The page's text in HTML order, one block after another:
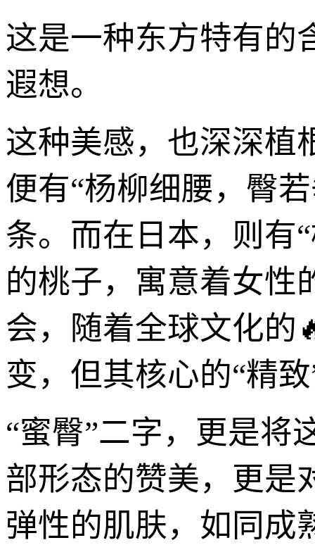
这是一种东方特有的
遐想。
这种美感，也深深植
便有“杨柳细腰，臀
条。而在日本，则有
的桃子，寓意着女性
会，随着全球文化的
变，但其核心的“精
“蜜臀”二字，更是将
部形态的赞美，更是
弹性的肌肤，如同成